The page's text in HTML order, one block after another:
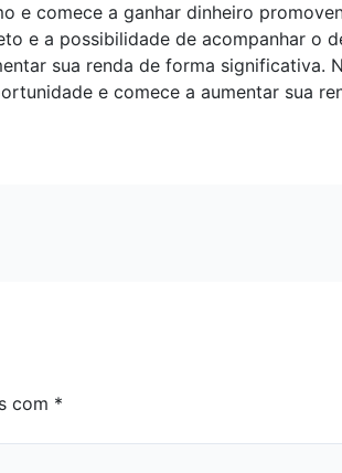
e comece a ganhar dinheiro
e a possibilidade de acompanhar o
sua renda de forma significativa.
e comece a aumentar sua
com *